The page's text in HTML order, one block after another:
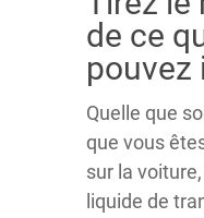
de ce
pouvez
Quelle que
que vous
sur la
liquide de